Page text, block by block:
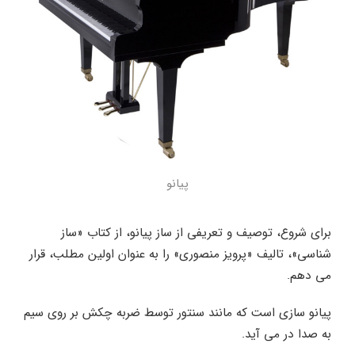
پیانو
برای شروع، توصیف و تعریفی از ساز پیانو، از کتاب «ساز
شناسی»، تالیف «پرویز منصوری» را به عنوان اولین مطلب، قرار
می دهم.
پیانو سازی است که مانند سنتور توسط ضربه چکش بر روی سیم
به صدا در می آید.